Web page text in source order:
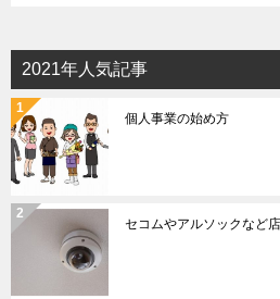
2021年人気記事
個人事業の始め方
セコムやアルソックなど